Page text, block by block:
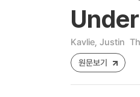
Kavlie, Justin
원문보기